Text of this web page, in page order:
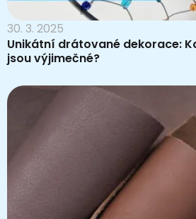
30. 3. 2025
Unikátní drátované dekorace:
jsou výjimečné?